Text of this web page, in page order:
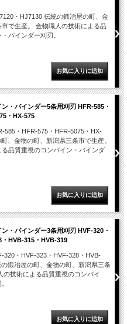
・HJ7130 伝統の鍛冶屋の町、金
で生産。 金物職人の技術による品
バインダー刈刃。
ン・バインダー5条用刈刃 HFR-585・
・HX-575
585・HFR-575・HFR-5075・HX-
、金物の町、新潟県三条市で生産。
品質重視のコンバイン・バインダ
ン・バインダー3条用刈刃 HVF-320・
HVB-315・HVB-319
320・HVF-323・HVF-328・HVB-
鍛冶屋の町、金物の町、新潟県三条
の技術による品質重視のコンバイ